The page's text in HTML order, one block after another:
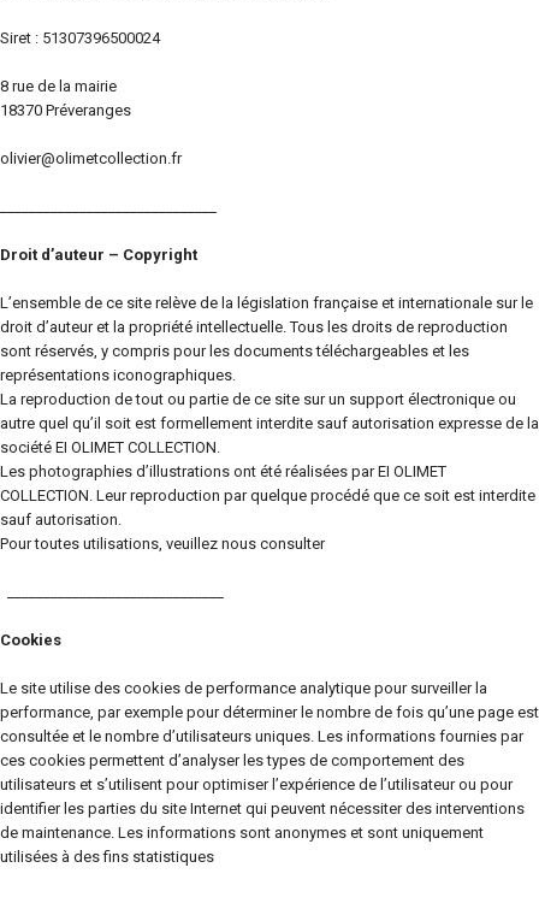
Siret : 51307396500024
8 rue de la mairie
18370 Préveranges
olivier@olimetcollection.fr
Droit d’auteur – Copyright
L’ensemble de ce site relève de la législation française et internationale sur le
droit d’auteur et la propriété intellectuelle. Tous les droits de reproduction
sont réservés, y compris pour les documents téléchargeables et les
représentations iconographiques.
La reproduction de tout ou partie de ce site sur un support électronique ou
autre quel qu’il soit est formellement interdite sauf autorisation expresse de la
société EI OLIMET COLLECTION.
Les photographies d’illustrations ont été réalisées par EI OLIMET
COLLECTION. Leur reproduction par quelque procédé que ce soit est interdite
sauf autorisation.
Pour toutes utilisations, veuillez nous consulter
Cookies
Le site utilise des cookies de performance analytique pour surveiller la
performance, par exemple pour déterminer le nombre de fois qu’une page est
consultée et le nombre d’utilisateurs uniques. Les informations fournies par
ces cookies permettent d’analyser les types de comportement des
utilisateurs et s’utilisent pour optimiser l’expérience de l’utilisateur ou pour
identifier les parties du site Internet qui peuvent nécessiter des interventions
de maintenance. Les informations sont anonymes et sont uniquement
utilisées à des fins statistiques